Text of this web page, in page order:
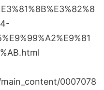
0007078